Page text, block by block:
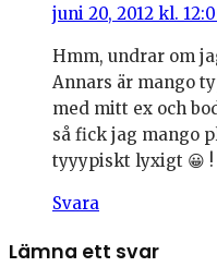
juni 20, 2012 kl.
Hmm, undrar om
Annars är mango
med mitt ex och
så fick jag mango
tyyypiskt lyxigt 😀 !
Svara
Lämna ett svar